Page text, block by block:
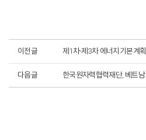
이전글 제1차-제3차 에너지기본계획
다음글